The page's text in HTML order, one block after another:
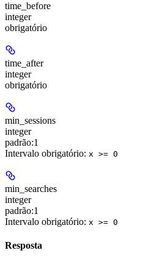
time_before
integer
obrigatório
time_after
integer
obrigatório
min_sessions
integer
padrão:1
Intervalo obrigatório: x >= 0
min_searches
integer
padrão:1
Intervalo obrigatório: x >= 0
Resposta